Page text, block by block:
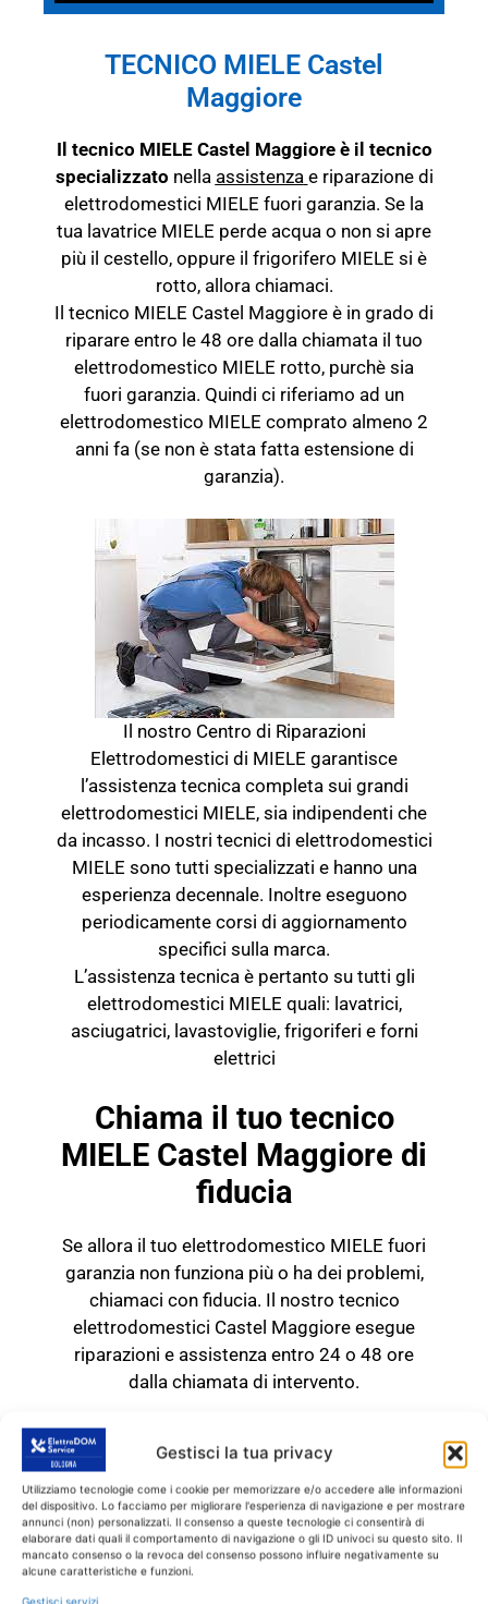
Gestisci la tua privacy
Utilizziamo tecnologie come i cookie per memorizzare e/o accedere alle informazioni
del dispositivo. Lo facciamo per migliorare l'esperienza di navigazione e per mostrare
annunci (non) personalizzati. Il consenso a queste tecnologie ci consentirà di
elaborare dati quali il comportamento di navigazione o gli ID univoci su questo sito. Il
mancato consenso o la revoca del consenso possono influire negativamente su
alcune caratteristiche e funzioni.
Gestisci servizi
TECNICO MIELE Castel
Maggiore
Il tecnico MIELE Castel Maggiore è il tecnico
specializzato nella assistenza e riparazione di
elettrodomestici MIELE fuori garanzia. Se la
tua lavatrice MIELE perde acqua o non si apre
più il cestello, oppure il frigorifero MIELE si è
rotto, allora chiamaci.
Il tecnico MIELE Castel Maggiore è in grado di
riparare entro le 48 ore dalla chiamata il tuo
elettrodomestico MIELE rotto, purchè sia
fuori garanzia. Quindi ci riferiamo ad un
elettrodomestico MIELE comprato almeno 2
anni fa (se non è stata fatta estensione di
garanzia).
Il nostro Centro di Riparazioni
Elettrodomestici di MIELE garantisce
l’assistenza tecnica completa sui grandi
elettrodomestici MIELE, sia indipendenti che
da incasso. I nostri tecnici di elettrodomestici
MIELE sono tutti specializzati e hanno una
esperienza decennale. Inoltre eseguono
periodicamente corsi di aggiornamento
specifici sulla marca.
L’assistenza tecnica è pertanto su tutti gli
elettrodomestici MIELE quali: lavatrici,
asciugatrici, lavastoviglie, frigoriferi e forni
elettrici
Chiama il tuo tecnico
MIELE Castel Maggiore di
fiducia
Se allora il tuo elettrodomestico MIELE fuori
garanzia non funziona più o ha dei problemi,
chiamaci con fiducia. Il nostro tecnico
elettrodomestici Castel Maggiore esegue
riparazioni e assistenza entro 24 o 48 ore
dalla chiamata di intervento.
TECNICO MIELE Castel
Maggiore
RICAMBI CON GARANZIA DI
1 ANNO
Il tecnico MIELE Castel
Maggiore